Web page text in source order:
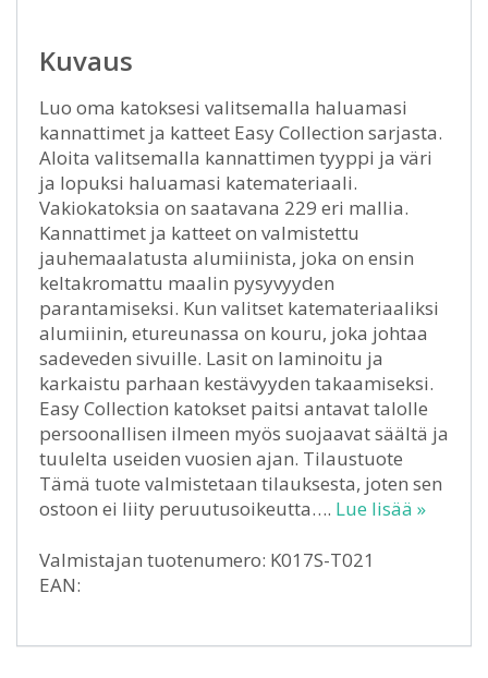
Kuvaus
Luo oma katoksesi valitsemalla haluamasi
kannattimet ja katteet Easy Collection sarjasta.
Aloita valitsemalla kannattimen tyyppi ja väri
ja lopuksi haluamasi katemateriaali.
Vakiokatoksia on saatavana 229 eri mallia.
Kannattimet ja katteet on valmistettu
jauhemaalatusta alumiinista, joka on ensin
keltakromattu maalin pysyvyyden
parantamiseksi. Kun valitset katemateriaaliksi
alumiinin, etureunassa on kouru, joka johtaa
sadeveden sivuille. Lasit on laminoitu ja
karkaistu parhaan kestävyyden takaamiseksi.
Easy Collection katokset paitsi antavat talolle
persoonallisen ilmeen myös suojaavat säältä ja
tuulelta useiden vuosien ajan. Tilaustuote
Tämä tuote valmistetaan tilauksesta, joten sen
ostoon ei liity peruutusoikeutta…. Lue lisää »
Valmistajan tuotenumero: K017S-T021
EAN: